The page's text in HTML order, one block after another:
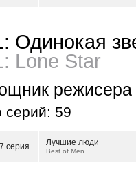
Одинокая
Lone Star
режисера
серий: 59
серия Лучшие люди
Best of Men